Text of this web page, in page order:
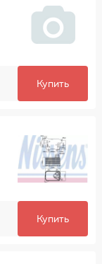
Купить
Купить